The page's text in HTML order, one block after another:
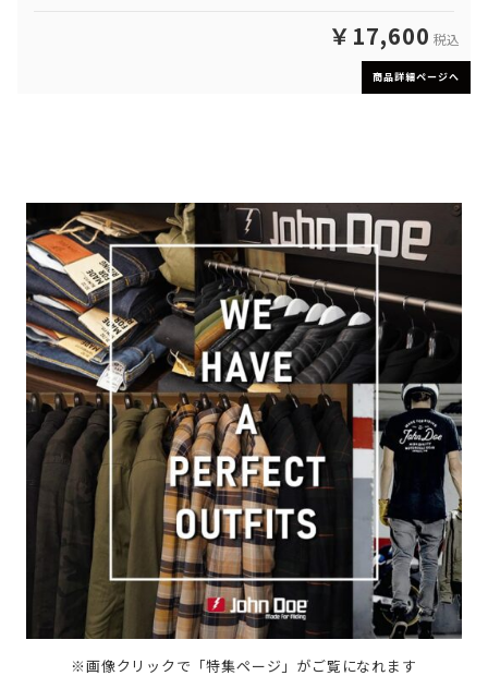
￥17,600 税込
商品詳細ページへ
※画像クリックで「特集ページ」がご覧になれます